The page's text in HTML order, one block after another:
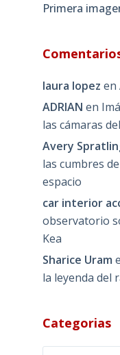
Primera
laura lopez en
ADRIAN en
las cámaras
Avery
las cumbres
espacio
car interior
observatorio
Kea
Sharice Uram
la leyenda del
Categorias